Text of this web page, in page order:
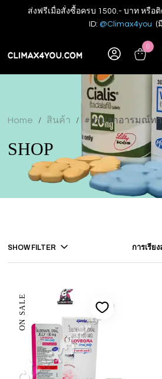
ส่งฟรีเมื่อสั่งซื้อครบ 1500.- บาท หรือ
ID: @Climax4you (
0
Home / สินค้า / #ยาปลุกอารมณ์ทา
SHOP
SHOW FILTER การเรีย
ON SALE